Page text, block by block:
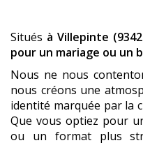
Situés à Villepinte
pour un mariage ou un
Nous ne nous
nous créons une
identité marquée par la
Que vous optiez pour
ou un format plus